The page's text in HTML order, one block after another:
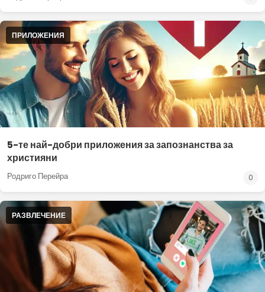
ПРИЛОЖЕНИЯ
5-те най-добри приложения за запознанства за
християни
Родриго Перейра 0
РАЗВЛЕЧЕНИЕ